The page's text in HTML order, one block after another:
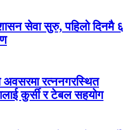
सेवा सुरु, पहिलो दिनमै ६
अवसरमा रत्ननगरस्थित
कुर्सी र टेबल सहयोग